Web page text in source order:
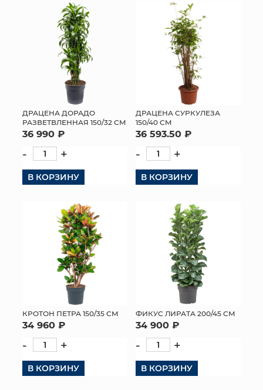
ДРАЦЕНА ДОРАДО
РАЗВЕТВЛЕННАЯ 150/32 СМ
36 990 ₽
- +
В КОРЗИНУ
ДРАЦЕНА СУРКУЛЕЗА
150/40 СМ
36 593.50 ₽
- +
В КОРЗИНУ
КРОТОН ПЕТРА 150/35 СМ
34 960 ₽
- +
В КОРЗИНУ
ФИКУС ЛИРАТА 200/45 СМ
34 900 ₽
- +
В КОРЗИНУ